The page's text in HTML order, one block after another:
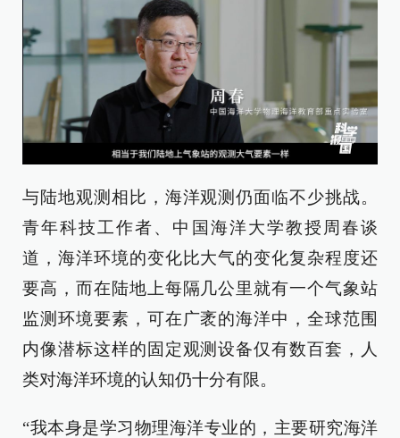
与陆地观测相比，海洋观测仍面临不少挑战。
青年科技工作者、中国海洋大学教授周春谈
道，海洋环境的变化比大气的变化复杂程度还
要高，而在陆地上每隔几公里就有一个气象站
监测环境要素，可在广袤的海洋中，全球范围
内像潜标这样的固定观测设备仅有数百套，人
类对海洋环境的认知仍十分有限。
“我本身是学习物理海洋专业的，主要研究海洋